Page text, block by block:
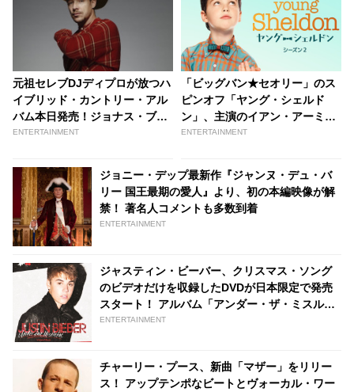
元祖セレブDJディプロが放つハ
イブリッド・カントリー・アル
バム本日発売！ジョナス・ブラ
ザーズ、ノア・サイラス他豪華
聴会の緊急生配信も | tvgroove
ENTERTAINMENT
「ビッグバン★セオリー」のス
ピンオフ「ヤング・シェルド
ン」、主演のイアン・アーミテ
ージと母親役ゾーイ・ペリーに
かしたシェルドンに共通する“へ
んな癖”とは？ | tvgroove
ENTERTAINMENT
ジョニー・デップ最新作『ジャンヌ・デュ・バ
リー 国王最期の愛人』より、初の本編映像が解
禁！ 著名人コメントも多数到着
ENTERTAINMENT
ジャスティン・ビーバー、クリスマス・ソング
のビデオだけを収録したDVDが日本限定で発売
スタート！ アルバム「アンダー・ザ・ミスルト
ウ」の映像版とも言える内容に - tvgroove
ENTERTAINMENT
チャーリー・プース、新曲「マザー」をリリー
ス！ アップテンポなビートとヴォーカル・ワー